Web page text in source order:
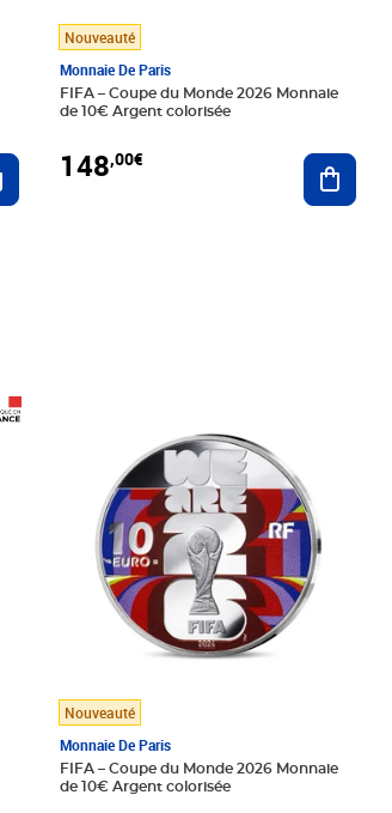
Ajouter au panier
Nouveauté
Monnaie De Paris
FIFA – Coupe du Monde 2026 Monnaie
de 10€ Argent colorisée
148,00€
Nouveauté
Monnaie De Paris
FIFA – Coupe du Monde 2026 Monnaie
de 10€ Argent colorisée